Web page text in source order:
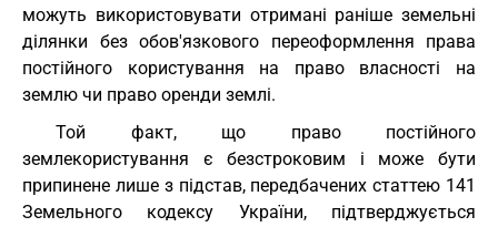
можуть використовувати отримані раніше земельні
ділянки без обов'язкового переоформлення права
постійного користування на право власності на
землю чи право оренди землі.
Той факт, що право постійного
землекористування є безстроковим і може бути
припинене лише з підстав, передбачених статтею 141
Земельного кодексу України, підтверджується